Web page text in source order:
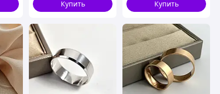
Купить
Купить